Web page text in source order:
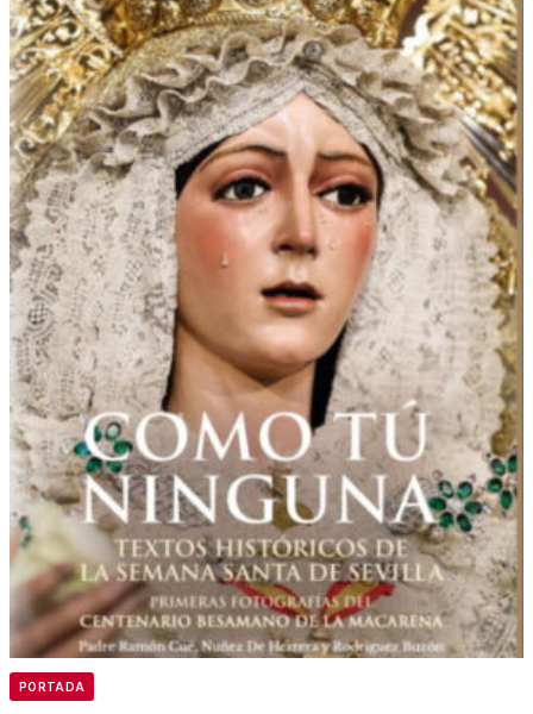
PORTADA